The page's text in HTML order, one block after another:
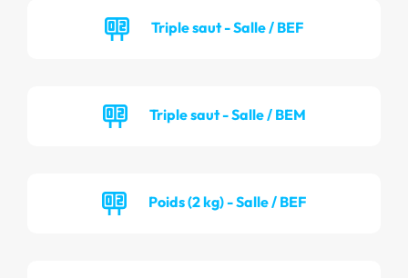
Triple saut - Salle / BEF
Triple saut - Salle / BEM
Poids (2 kg) - Salle / BEF